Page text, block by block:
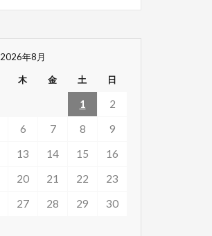
2026年8月
木 金 土 日
1
2
6 7 8
9
13 14 15
16
20 21 22
23
27 28 29
30